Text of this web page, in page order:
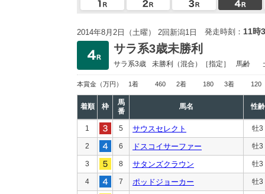
2014年8月2日（土曜） 2回新潟1日 発走時刻： 11時
サラ系3歳未勝利
サラ系3歳 未勝利 （混合）［指定］ 馬齢
本賞金 （万円） 1着 460 2着 180 3着 120
着順 枠
馬
番
馬名 性齢
1 5 サウスセレクト 牡3
2 6 ドスコイサーファー 牡3
3 8 サタンズクラウン 牡3
4 7 ポッドジョーカー 牡3